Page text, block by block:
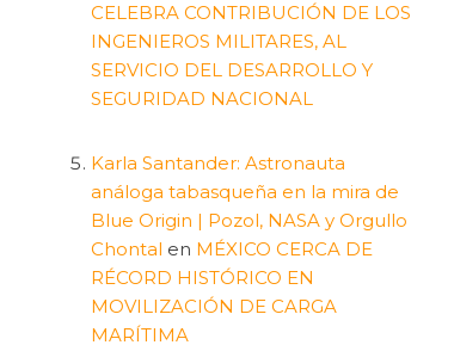
CELEBRA CONTRIBUCIÓN DE LOS
INGENIEROS MILITARES, AL
SERVICIO DEL DESARROLLO Y
SEGURIDAD NACIONAL
Karla Santander: Astronauta
análoga tabasqueña en la mira de
Blue Origin | Pozol, NASA y Orgullo
Chontal en MÉXICO CERCA DE
RÉCORD HISTÓRICO EN
MOVILIZACIÓN DE CARGA
MARÍTIMA